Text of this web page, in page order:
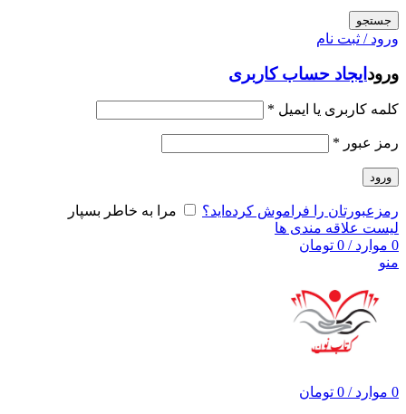
جستجو
ورود / ثبت نام
ورود ایجاد حساب کاربری
کلمه کاربری یا ایمیل *
رمز عبور *
ورود
رمزعبورتان را فراموش کرده‌اید؟
مرا به خاطر بسپار
لیست علاقه مندی ها
0 موارد /
0 تومان
منو
0 موارد /
0 تومان